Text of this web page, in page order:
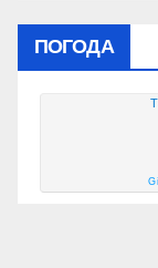
ПОГОДА